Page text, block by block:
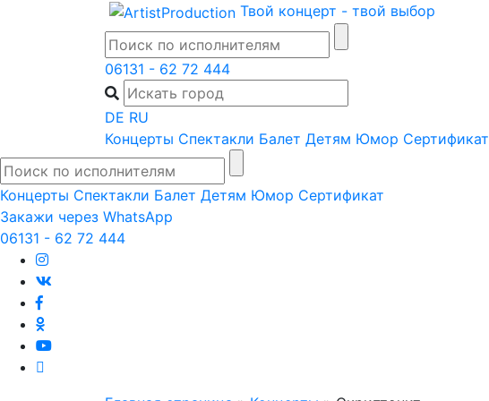
Твой концерт - твой выбор
06131 - 62 72 444
DE RU
Концерты Спектакли Балет Детям Юмор Сертификат
Концерты Спектакли Балет Детям Юмор Сертификат
Закажи через WhatsApp
06131 - 62 72 444